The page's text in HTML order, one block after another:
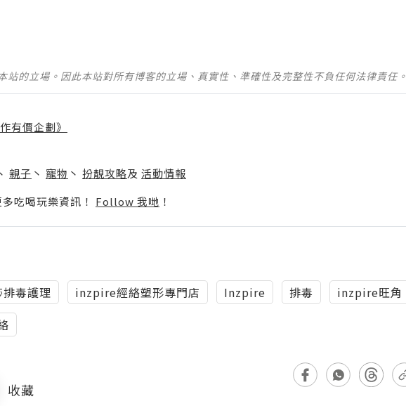
站的立場。因此本站對所有博客的立場、真實性、準確性及完整性不負任何法律責任。
有價企劃》
親子 丶 寵物 丶 扮靚攻略及 活動情報
吃喝玩樂資訊！ Follow 我哋 ！
毒護理 inzpire經絡塑形專門店 Inzpire 排毒
inzpire旺角
收藏